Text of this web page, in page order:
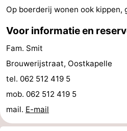
Bowlen
-
Minigolfbanen
Wellness
centra
Dorpen
&
Steden
Natuur
Rondleidingen
Sporten
Op boerderij wonen ook kippen,
Voor informatie en
Fam. Smit
Brouwerijstraat, Oostkapelle
tel. 062 512 419 5
mob. 062 512 419 5
mail. E-mail